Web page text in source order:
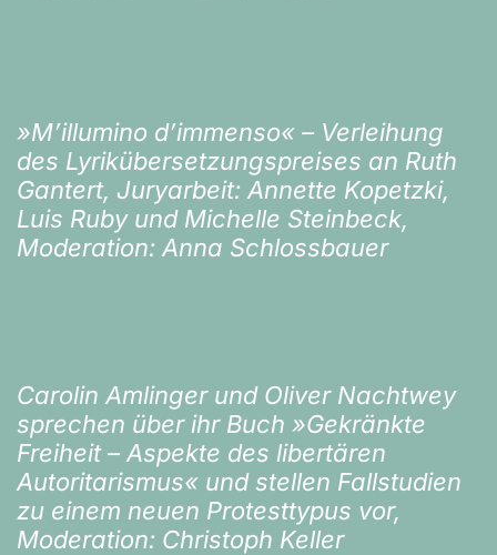
»M’illumino d’immenso« – Verleihung
des Lyrikübersetzungspreises an Ruth
Gantert, Juryarbeit: Annette Kopetzki,
Luis Ruby und Michelle Steinbeck,
Moderation: Anna Schlossbauer
Carolin Amlinger und Oliver Nachtwey
sprechen über ihr Buch »Gekränkte
Freiheit – Aspekte des libertären
Autoritarismus« und stellen Fallstudien
zu einem neuen Protesttypus vor,
Moderation: Christoph Keller